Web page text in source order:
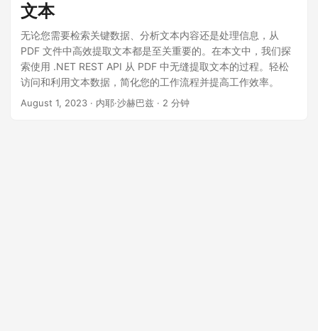
文本
无论您需要检索关键数据、分析文本内容还是处理信息，从
PDF 文件中高效提取文本都是至关重要的。在本文中，我们探
索使用 .NET REST API 从 PDF 中无缝提取文本的过程。轻松
访问和利用文本数据，简化您的工作流程并提高工作效率。
August 1, 2023 · 内耶·沙赫巴兹 · 2 分钟